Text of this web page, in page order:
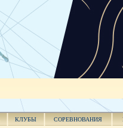
КЛУБЫ СОРЕВНОВАНИЯ